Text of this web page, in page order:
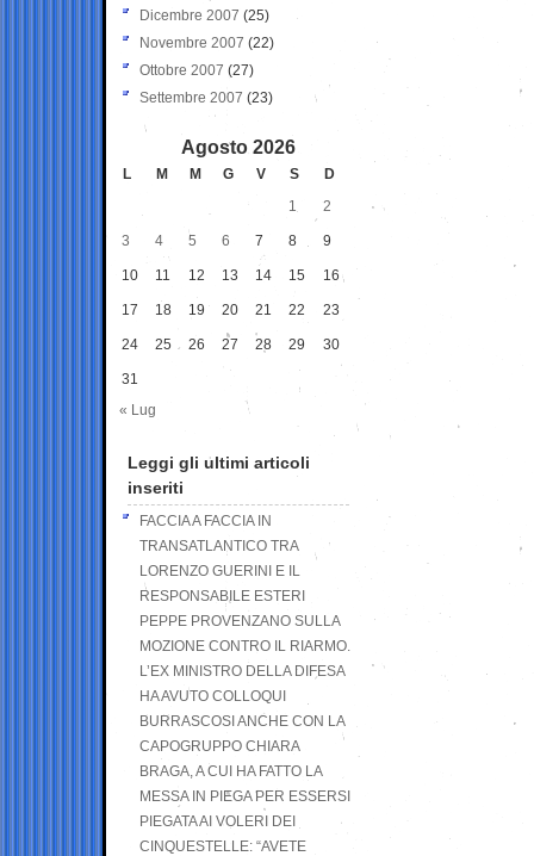
Dicembre 2007 (25)
Novembre 2007 (22)
Ottobre 2007 (27)
Settembre 2007 (23)
Agosto 2026
L M M G V S
D
1
2
3 4 5 6 7 8 9
10 11 12 13 14 15 16
17 18 19 20 21 22 23
24 25 26 27 28 29 30
31
« Lug
Leggi gli ultimi articoli
inseriti
FACCIA A FACCIA IN
TRANSATLANTICO TRA
LORENZO GUERINI E IL
RESPONSABILE ESTERI
PEPPE PROVENZANO SULLA
MOZIONE CONTRO IL RIARMO.
L’EX MINISTRO DELLA DIFESA
HA AVUTO COLLOQUI
BURRASCOSI ANCHE CON LA
CAPOGRUPPO CHIARA
BRAGA, A CUI HA FATTO LA
MESSA IN PIEGA PER ESSERSI
PIEGATA AI VOLERI DEI
CINQUESTELLE: “AVETE